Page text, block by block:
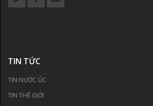
TIN TỨC
TIN NƯỚC ÚC
TIN THẾ GIỚI